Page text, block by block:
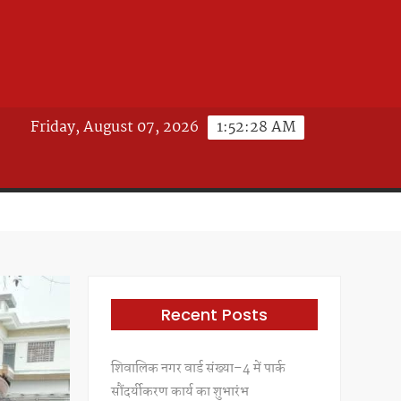
1:52:30 AM
Friday, August 07, 2026
Recent Posts
शिवालिक नगर वार्ड संख्या–4 में पार्क
सौंदर्यीकरण कार्य का शुभारंभ